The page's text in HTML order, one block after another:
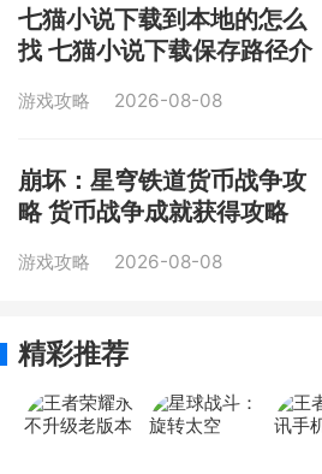
七猫小说下载到本地的怎么
找 七猫小说下载保存路径介
游戏攻略 2026-08-08
崩坏：星穹铁道货币战争攻
略 货币战争成就获得攻略
游戏攻略 2026-08-08
精彩推荐